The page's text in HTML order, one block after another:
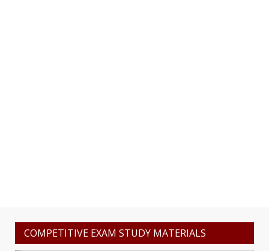
COMPETITIVE EXAM STUDY MATERIALS